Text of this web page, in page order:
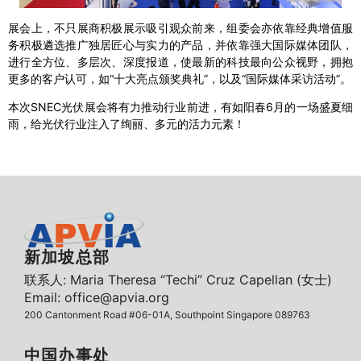
展会上，不只展商积极展示吸引观众前来，组委会亦依靠经典增值服
务积极遴选推广独居匠心与实力的产品，并依靠强大国际媒体团队，
进行全方位、多层次、深度报道，使最新的科技最向公众视野，拥抱
更多的客户认可，如“十大亮点颁奖典礼”，以及“国际媒体采访活动”。
本次SNEC光伏展会将有力推动行业前进，有如阳春6月的一场盛夏细
雨，给光伏行业注入了绚丽、多元的活力元素！
新加坡总部
联系人: Maria Theresa “Techi” Cruz Capellan (女士)
Email: office@apvia.org
200 Cantonment Road #06-01A, Southpoint Singapore 089763
中国办事处